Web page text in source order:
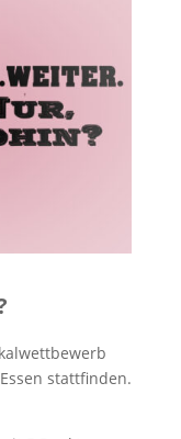
stattfinden.